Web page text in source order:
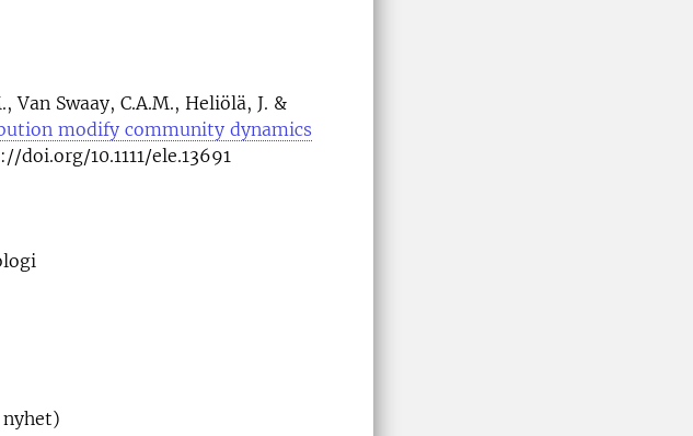
Van Swaay, C.A.M., Heliölä, J. &
modify community dynamics
doi.org/10.1111/ele.13691
nyhet)